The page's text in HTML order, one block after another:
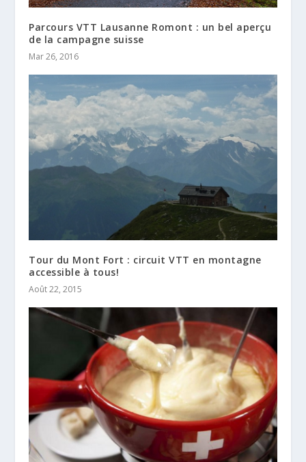
Parcours VTT Lausanne Romont : un bel aperçu
de la campagne suisse
Mar 26, 2016
Tour du Mont Fort : circuit VTT en montagne
accessible à tous!
Août 22, 2015